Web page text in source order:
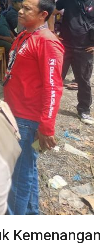
Kemenangan